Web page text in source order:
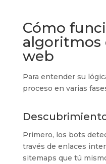
Cómo
algoritmos
web
Para entender su
proceso en varias
Primero, los bots
través de enlaces
sitemaps que tú